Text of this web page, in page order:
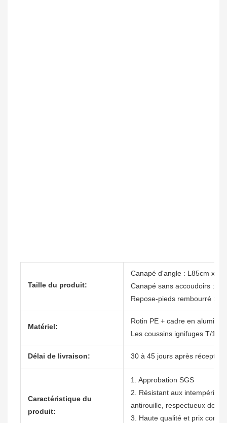
Taille du produit:
Canapé d'angle : L85cm x
Canapé sans accoudoirs :
Repose-pieds rembourré :
Matériel:
Rotin PE + cadre en
Les coussins ignifuges T/10
Délai de livraison: 30 à 45 jours après réception
Caractéristique du
produit:
1. Approbation SGS
2. Résistant aux
antirouille, respectueux de
3. Haute qualité et prix